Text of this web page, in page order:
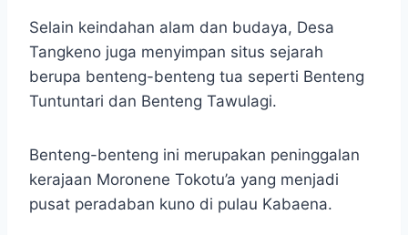
Selain keindahan alam dan budaya, Desa
Tangkeno juga menyimpan situs sejarah
berupa benteng-benteng tua seperti Benteng
Tuntuntari dan Benteng Tawulagi.
Benteng-benteng ini merupakan peninggalan
kerajaan Moronene Tokotu’a yang menjadi
pusat peradaban kuno di pulau Kabaena.